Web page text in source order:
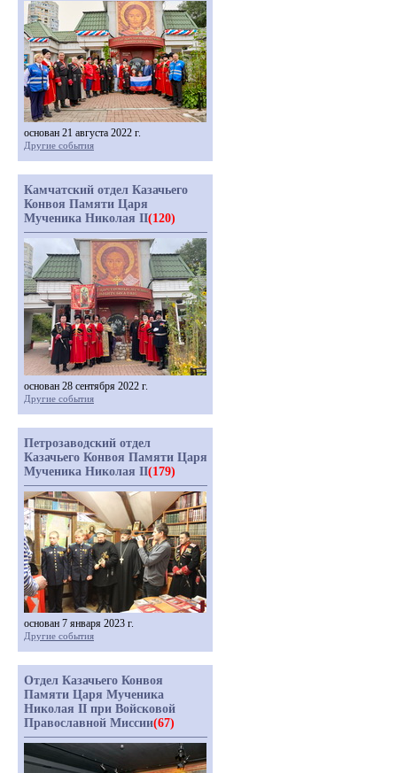
основан 21 августа 2022 г.
Другие события
Камчатский отдел Казачьего
Конвоя Памяти Царя
Мученика Николая II(120)
основан 28 сентября 2022 г.
Другие события
Петрозаводский отдел
Казачьего Конвоя Памяти Царя
Мученика Николая II(179)
основан 7 января 2023 г.
Другие события
Отдел Казачьего Конвоя
Памяти Царя Мученика
Николая II при Войсковой
Православной Миссии(67)